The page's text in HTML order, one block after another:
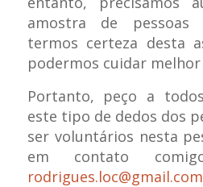
amostra de pessoas
termos certeza desta
podermos cuidar
Portanto, peço a
este tipo de dedos dos
ser voluntários nesta
em contato
rodrigues.loc@gmail.com